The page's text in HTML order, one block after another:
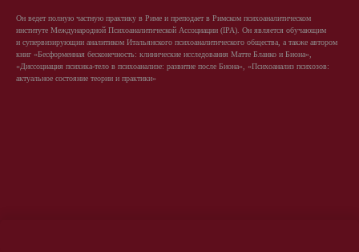
Он ведет полную частную практику в Риме и преподает в Римском психоаналитическом
институте Международной Психоаналитической Ассоциации (IPA). Он является обучающим
и супервизирующии аналитиком Итальянского психоаналитического общества, а также автором
книг «Бесформенная бесконечность: клинические исследования Матте Бланко и Биона»,
«Диссоциация психика-тело в психоанализе: развитие после Биона», «Психоанализ психозов:
актуальное состояние теории и практики»